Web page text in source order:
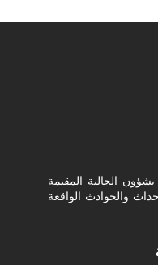
الجالية المقيمة
والحوادث الواقعة